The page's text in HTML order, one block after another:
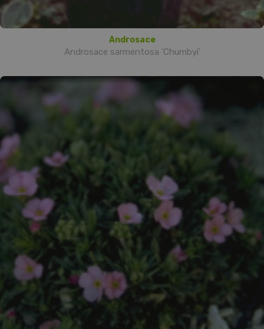
Androsace
Androsace sarmentosa 'Chumbyi'